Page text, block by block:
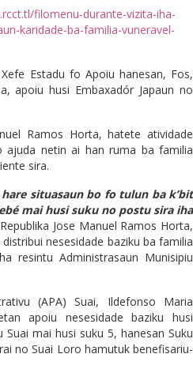
filomenu-durante-vizita-iha-
karidade-ba-familia-vuneravel-
Estadu fo Apoiu hanesan, Fos,
apoiu husi Embaxadór Japaun no
Ramos Horta, hatete atividade
ajuda netin ai han ruma ba familia
sira.
situasaun bo fo tulun ba k’bit
mai husi suku no postu sira iha
Jose Manuel Ramos Horta,
nesesidade baziku ba familia
resintu Administrasaun Munisipiu
(APA) Suai, Ildefonso Maria
apoiu nesesidade baziku husi
mai husi suku 5, hanesan Suku
no Suai Loro hamutuk benefisariu-